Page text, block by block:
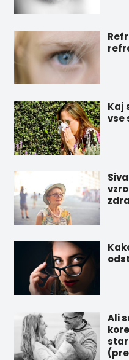
Kaj
vse
Ali